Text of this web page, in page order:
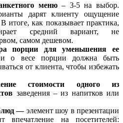
меню– 3-5 на выбор.
дарят клиенту ощущение
итоге, как показывает практика,
средний вариант, не
самом дешевом.
порции для уменьшения ее
о весе порции должна быть
от клиента, чтобы избежать
стоимости одного из
заведения – из напитков или
— элемент шоу в презентации
впечатление на посетителей: